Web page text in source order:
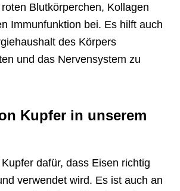
Blutkörperchen, Kollagen
Immunfunktion bei. Es hilft auch
des Körpers
und das Nervensystem zu
Kupfer in unserem
dafür, dass Eisen richtig
verwendet wird. Es ist auch an